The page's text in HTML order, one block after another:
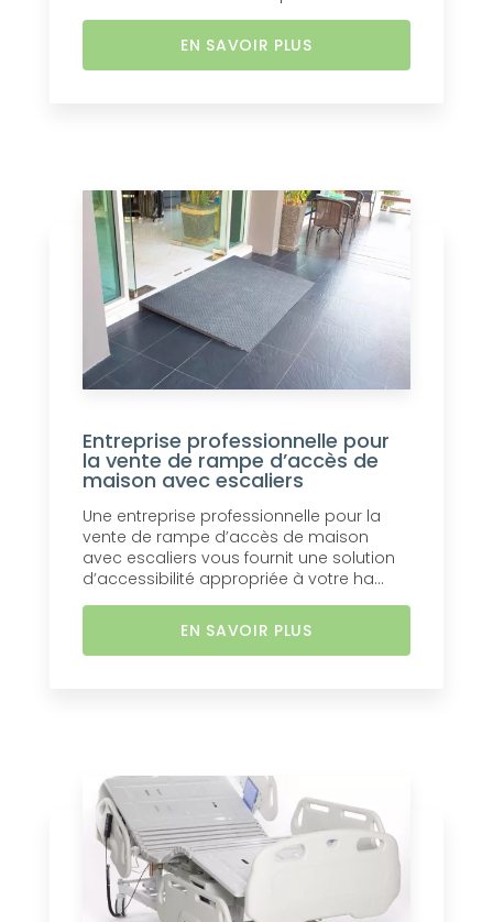
EN SAVOIR PLUS
Entreprise professionnelle pour
la vente de rampe d’accès de
maison avec escaliers
Une entreprise professionnelle pour la
vente de rampe d’accès de maison
avec escaliers vous fournit une solution
d’accessibilité appropriée à votre ha...
EN SAVOIR PLUS